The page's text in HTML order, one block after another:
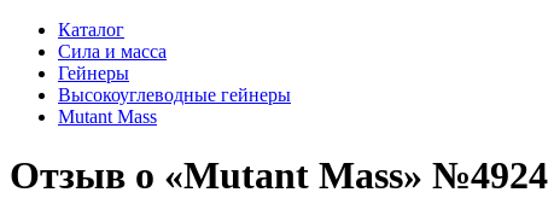
Каталог
Сила и масса
Гейнеры
Высокоуглеводные гейнеры
Mutant Mass
Отзыв о «Mutant Mass» №4924